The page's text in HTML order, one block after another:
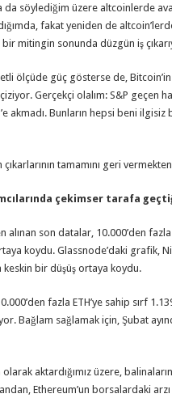
da söylediğim üzere altcoinlerde
fakat yeniden de
mitingin sonunda düzgün iş
ölçüde güç gösterse de,
Gerçekçi olalım: S&P geçen
akmadı. Bunların hepsi beni ilgisiz
tamamını geri
çekimser tarafa
alınan son datalar, 10.000’den
koydu. Glassnode’daki grafik,
keskin bir düşüş ortaya koydu.
fazla ETH’ye sahip sırf
Bağlam sağlamak için, Şubat
olarak aktardığımız üzere,
Ethereum’un borsalardaki arzı